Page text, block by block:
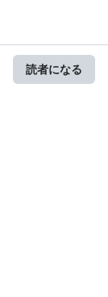
読者になる